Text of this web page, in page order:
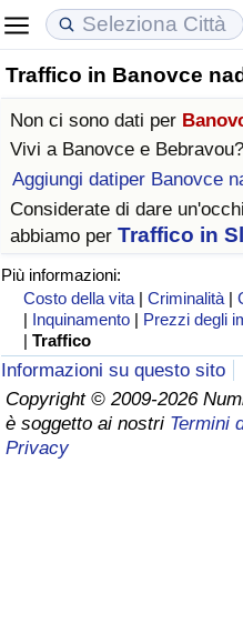
Traffico in Banovce
Non ci sono dati per
Vivi a Banovce e Bebravou?
Aggiungi datiper Banovce
Considerate di dare
abbiamo per Traffico in
Più informazioni:
Costo della vita |Criminalità |
| Inquinamento | Prezzi degli
|Traffico
Informazioni su questo sito
Copyright © 2009-2026
è soggetto ai nostri Termini
Privacy
Costo della vita
Indice Del Costo Della
Indice Del Costo Della Vita
Indice del Costo della
ad Aqaba
Prezzi degli immobili
Indice del Prezzo delle
Indice del Prezzo delle
Indice del Prezzo delle
Qualità della Vita
Indice della Qualità della
Indice della Qualità della
Indice della qualità della
Criminalità
Indice del Tasso di
Indice della Criminalità